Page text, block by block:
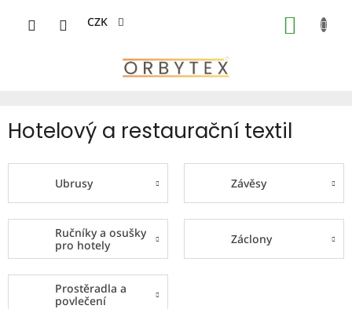
CZK
Hotelový a restaurační textil
Ubrusy Závěsy
Ručníky a osušky
pro hotely
Záclony
Prostěradla a
povlečení